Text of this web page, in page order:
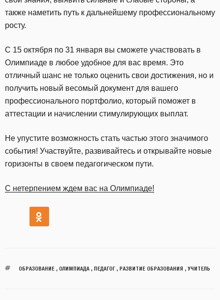
также наметить путь к дальнейшему профессиональному
росту.
С 15 октября по 31 января вы сможете участвовать в
Олимпиаде в любое удобное для вас время. Это
отличный шанс не только оценить свои достижения, но и
получить новый весомый документ для вашего
профессионального портфолио, который поможет в
аттестации и начислении стимулирующих выплат.
Не упустите возможность стать частью этого значимого
события! Участвуйте, развивайтесь и открывайте новые
горизонты в своем педагогическом пути.
С нетерпением ждем вас на Олимпиаде!
ОБРАЗОВАНИЕ, ОЛИМПИАДА, ПЕДАГОГ, РАЗВИТИЕ ОБРАЗОВАНИЯ , УЧИТЕЛЬ